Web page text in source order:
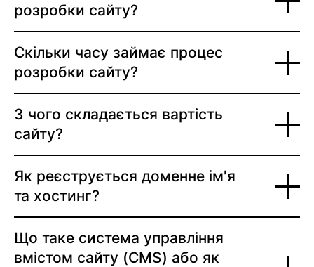
розробки сайту?
Скільки часу займає процес
розробки сайту?
З чого складається вартість
сайту?
Як реєструється доменне ім'я
та хостинг?
Що таке система управління
вмістом сайту (CMS) або як